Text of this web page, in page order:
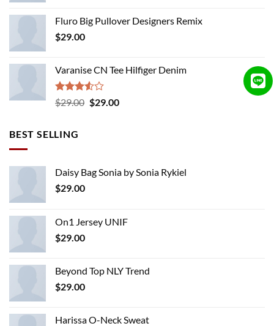
Fluro Big Pullover Designers Remix
$29.00
Varanise CN Tee Hilfiger Denim
Rated
3.50
$29.00 Original
$29.00Current
BEST SELLING
Daisy Bag Sonia by Sonia Rykiel
$29.00
On1 Jersey UNIF
$29.00
Beyond Top NLY Trend
$29.00
Harissa O-Neck Sweat